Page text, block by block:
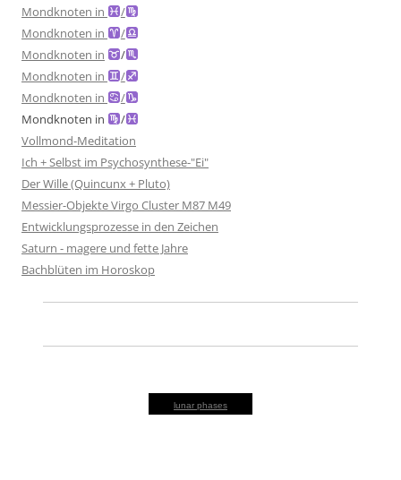
Mondknoten in
/
Mondknoten in
/
Mondknoten in
/
Mondknoten in
/
Mondknoten in
/
Mondknoten in
/
Vollmond-Meditation
Ich + Selbst im Psychosynthese-"Ei"
Der Wille (Quincunx + Pluto)
Messier-Objekte Virgo Cluster M87 M49
Entwicklungsprozesse in den Zeichen
Saturn - magere und fette Jahre
Bachblüten im Horoskop
lunar phases